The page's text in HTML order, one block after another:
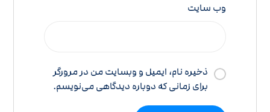
وب‌ سایت
ذخیره نام، ایمیل و وبسایت من در مرورگر
برای زمانی که دوباره دیدگاهی می‌نویسم.